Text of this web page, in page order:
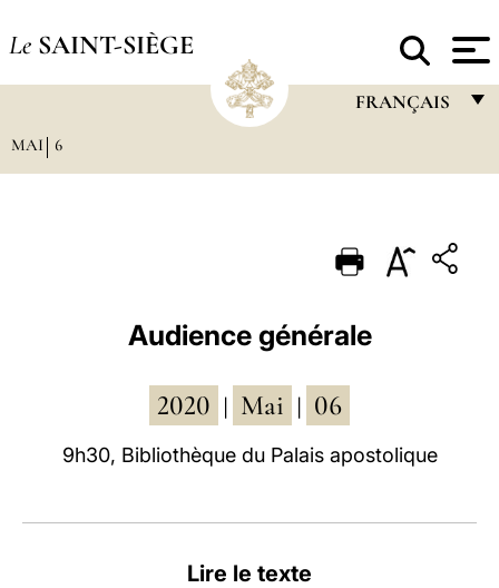
Le SAINT-SIÈGE
FRANÇAIS
PORTUGUÊS
ESPAÑOL
العربيّة
MAI 6
Audience générale
2020 Mai 06
9h30, Bibliothèque du Palais apostolique
Lire le texte